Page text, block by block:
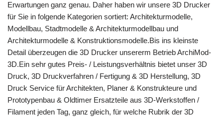
Erwartungen ganz genau. Daher haben wir unsere 3D Drucker
für Sie in folgende Kategorien sortiert: Architekturmodelle,
Modellbau, Stadtmodelle & Architekturmodellbau und
Architekturmodelle & Konstruktionsmodelle.Bis ins kleinste
Detail überzeugen die 3D Drucker unsererm Betrieb ArchiMod-
3D.Ein sehr gutes Preis- / Leistungsverhältnis bietet unser 3D
Druck, 3D Druckverfahren / Fertigung & 3D Herstellung, 3D
Druck Service für Architekten, Planer & Konstrukteure und
Prototypenbau & Oldtimer Ersatzteile aus 3D-Werkstoffen /
Filament jeden Tag, ganz gleich, für welche Rubrik der 3D